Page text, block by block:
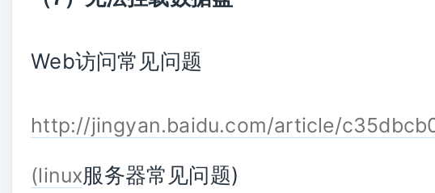
Web访问常见问题
http://jingyan.baidu.com/article/
(linux服务器常见问题)